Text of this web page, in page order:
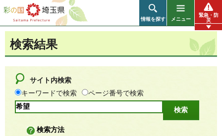
彩の国 埼玉県
情報を探す メニュー
緊急・防
災
検索結果
サイト内検索
キーワードで検索
ページ番号で検索
検索方法